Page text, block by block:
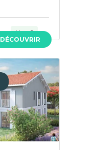
DÉCOUVRIR
Neuf